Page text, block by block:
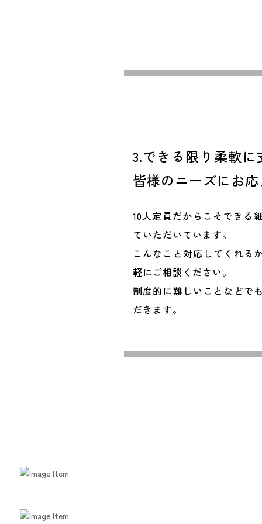
3.できる限り柔軟に
皆様のニーズにお応
10人定員だからこそできる
ていただいています。
こんなこと対応してくれる
軽にご相談ください。
制度的に難しいことなどで
だきます。